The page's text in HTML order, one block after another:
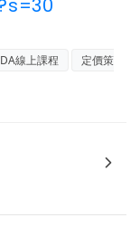
線上課程
定價策